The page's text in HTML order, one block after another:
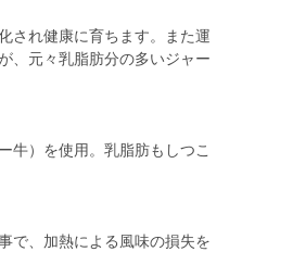
され健康に育ちます。また運
、元々乳脂肪分の多いジャー
牛）を使用。乳脂肪もしつこ
で、加熱による風味の損失を